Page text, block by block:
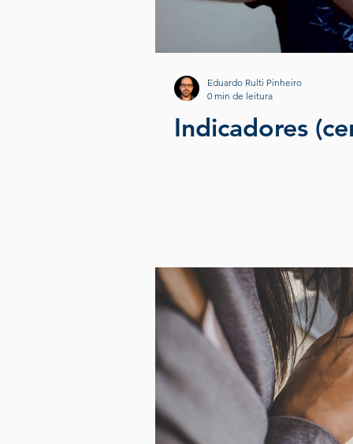
Indicadores
Eduardo Rulti Pinheiro
0 min de leitura